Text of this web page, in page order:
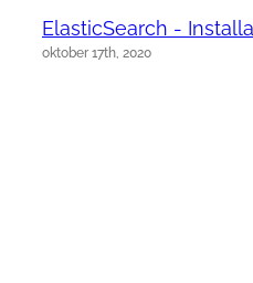
ElasticSearch -
oktober 17th, 2020